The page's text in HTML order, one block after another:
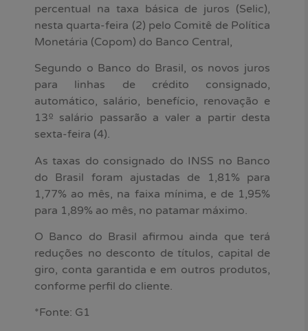
percentual na taxa básica de juros (Selic),
nesta quarta-feira (2) pelo Comitê de Política
Monetária (Copom) do Banco Central,
Segundo o Banco do Brasil, os novos juros
para linhas de crédito consignado,
automático, salário, benefício, renovação e
13º salário passarão a valer a partir desta
sexta-feira (4).
As taxas do consignado do INSS no Banco
do Brasil foram ajustadas de 1,81% para
1,77% ao mês, na faixa mínima, e de 1,95%
para 1,89% ao mês, no patamar máximo.
O Banco do Brasil afirmou ainda que terá
reduções no desconto de títulos, capital de
giro, conta garantida e em outros produtos,
conforme perfil do cliente.
*Fonte: G1